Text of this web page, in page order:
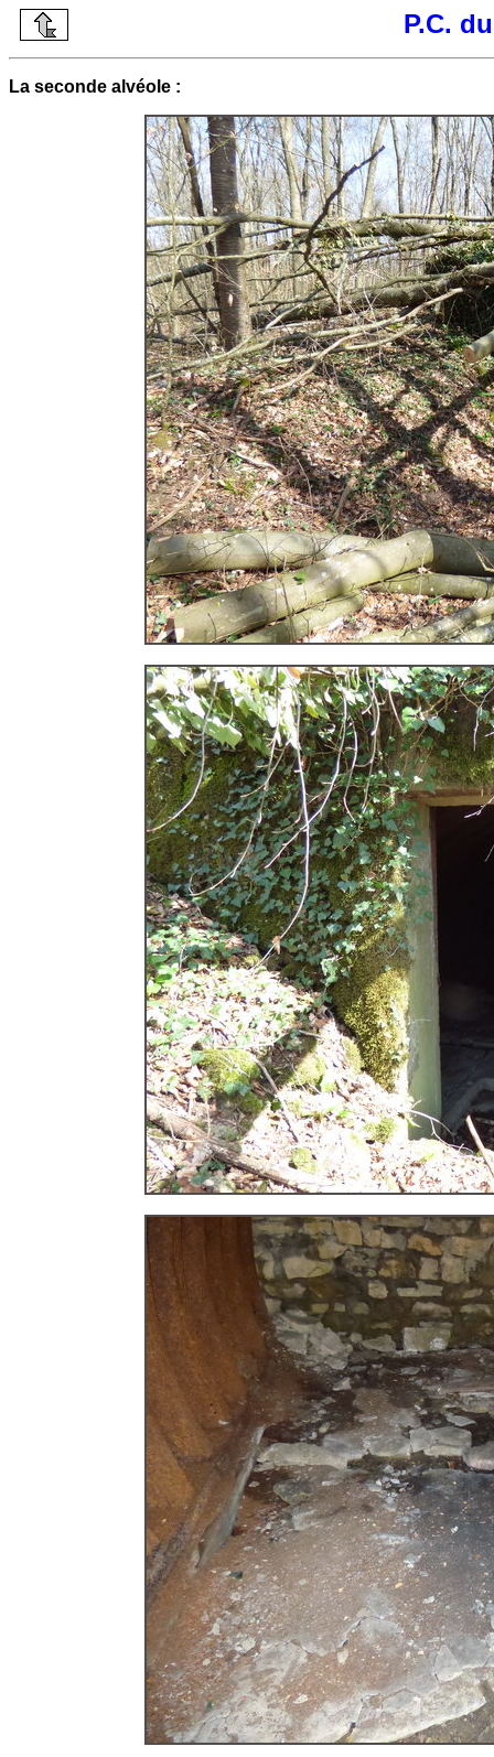
P.C.
La seconde alvéole :